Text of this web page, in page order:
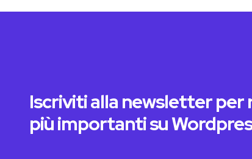
Iscriviti alla newsletter
più importanti su